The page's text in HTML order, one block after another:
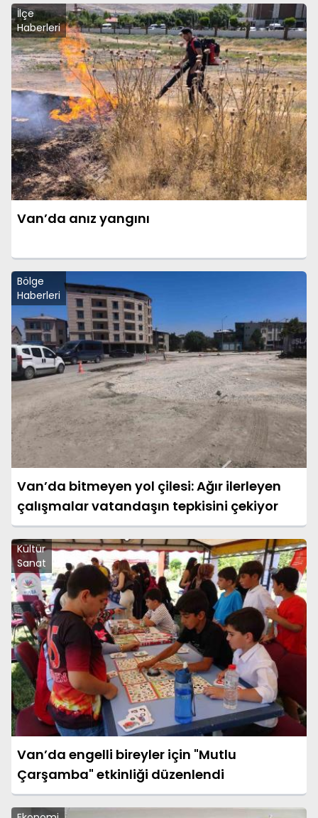
İlçe
Haberleri
Van’da anız yangını
Bölge
Haberleri
Van’da bitmeyen yol çilesi: Ağır ilerleyen
çalışmalar vatandaşın tepkisini çekiyor
Kültür
Sanat
Van’da engelli bireyler için "Mutlu
Çarşamba" etkinliği düzenlendi